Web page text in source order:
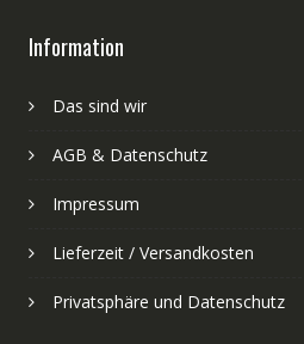
Information
Das sind wir
AGB & Datenschutz
Impressum
Lieferzeit / Versandkosten
Privatsphäre und Datenschutz